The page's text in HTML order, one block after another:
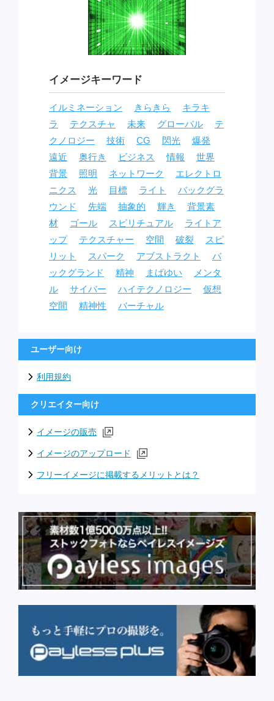
イメージキーワード
イルミネーション きらきら
キラキ
ラ
テクスチャ 未来 グローバル
テ
クノロジー
技術 CG 閃光
爆発
遠近
奥行き ビジネス 情報
世界
背景
照明 ネットワーク
エレクトロ
ニクス
光 目標 ライト
バックグラ
ウンド
先端 抽象的 輝き
背景素
材
ゴール スピリチュアル
ライトア
ップ
テクスチャー 空間 破裂
スピ
リット
スパーク アブストラクト
バ
ックグランド
精神 まばゆい
メンタ
ル
サイバー ハイテクノロジー
仮想
空間
精神性 バーチャル
ユーザー向け
利用規約
クリエイター向け
イメージの販売
イメージのアップロード
フリーイメージに掲載するメリットとは？